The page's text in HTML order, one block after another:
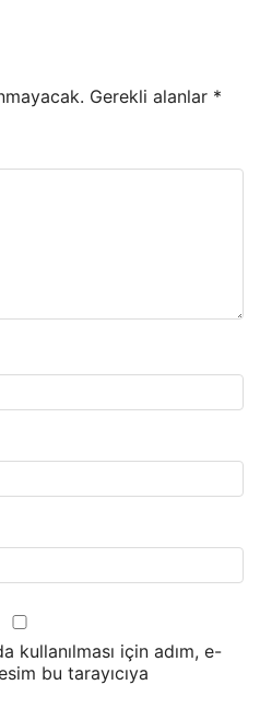
Gerekli alanlar *
kullanılması için adım, e-
bu tarayıcıya